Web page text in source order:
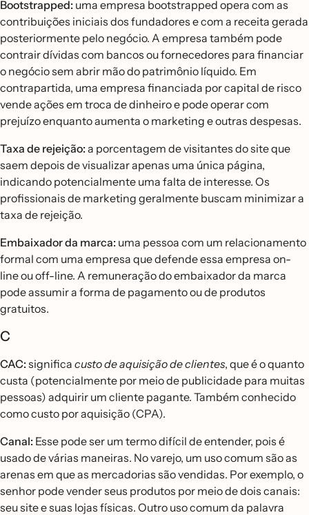
Bootstrapped: uma empresa bootstrapped opera com as
contribuições iniciais dos fundadores e com a receita gerada
posteriormente pelo negócio. A empresa também pode
contrair dívidas com bancos ou fornecedores para financiar
o negócio sem abrir mão do patrimônio líquido. Em
contrapartida, uma empresa financiada por capital de risco
vende ações em troca de dinheiro e pode operar com
prejuízo enquanto aumenta o marketing e outras despesas.
Taxa de rejeição:a porcentagem de visitantes do site que
saem depois de visualizar apenas uma única página,
indicando potencialmente uma falta de interesse. Os
profissionais de marketing geralmente buscam minimizar a
taxa de rejeição.
Embaixador da marca: uma pessoa com um relacionamento
formal com uma empresa que defende essa empresa on-
line ou off-line. A remuneração do embaixador da marca
pode assumir a forma de pagamento ou de produtos
gratuitos.
C
CAC:significa custo de aquisição de clientes, que é o quanto
custa (potencialmente por meio de publicidade para muitas
pessoas) adquirir um cliente pagante. Também conhecido
como custo por aquisição (CPA).
Canal: Esse pode ser um termo difícil de entender, pois é
usado de várias maneiras. No varejo, um uso comum são as
arenas em que as mercadorias são vendidas. Por exemplo, o
senhor pode vender seus produtos por meio de dois canais:
seu site e suas lojas físicas. Outro uso comum da palavra